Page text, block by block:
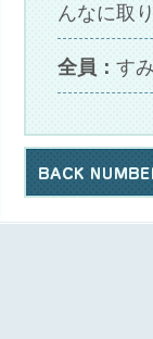
んなに取
全員： す